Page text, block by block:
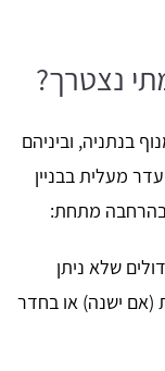
נצטרך?
בנתניה, וביניהם
מעלית בבניין
בהרחבה מתחת:
שלא ניתן
(אם ישנה) או בחדר